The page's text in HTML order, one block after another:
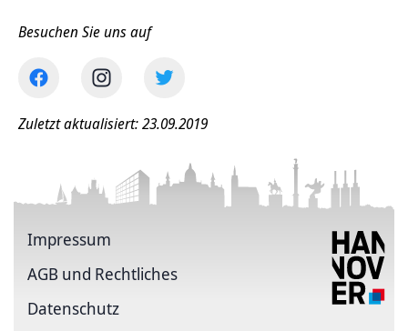
Besuchen Sie uns auf
Zuletzt aktualisiert: 23.09.2019
Impressum
AGB und Rechtliches
Datenschutz